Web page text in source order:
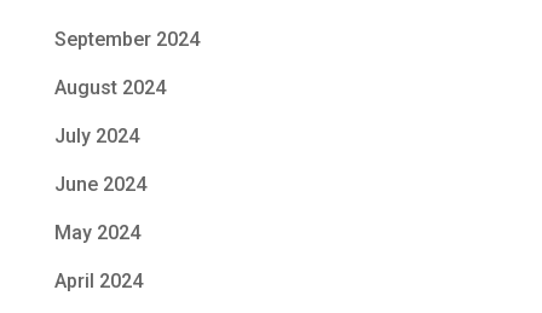
September 2024
August 2024
July 2024
June 2024
May 2024
April 2024